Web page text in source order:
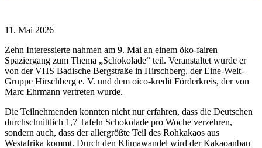
11. Mai 2026
Zehn Interessierte nahmen am 9. Mai an einem öko-fairen
Spaziergang zum Thema „Schokolade“ teil. Veranstaltet wurde er
von der VHS Badische Bergstraße in Hirschberg, der Eine-Welt-
Gruppe Hirschberg e. V. und dem oico-kredit Förderkreis, der von
Marc Ehrmann vertreten wurde.
Die Teilnehmenden konnten nicht nur erfahren, dass die Deutschen
durchschnittlich 1,7 Tafeln Schokolade pro Woche verzehren,
sondern auch, dass der allergrößte Teil des Rohkakaos aus
Westafrika kommt. Durch den Klimawandel wird der Kakaoanbau